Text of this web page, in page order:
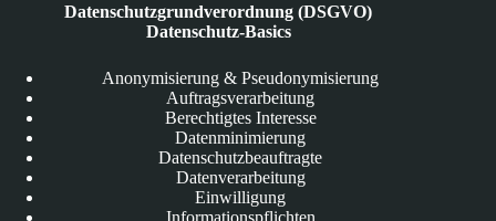
Datenschutzgrundverordnung (DSGVO)
Datenschutz-Basics
Anonymisierung & Pseudonymisierung
Auftragsverarbeitung
Berechtigtes Interesse
Datenminimierung
Datenschutzbeauftragte
Datenverarbeitung
Einwilligung
Informationspflichten